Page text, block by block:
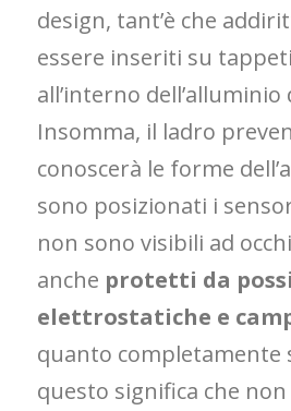
design, tant’è che
essere inseriti su
all’interno dell’alluminio
Insomma, il ladro
conoscerà le forme
sono posizionati i
non sono visibili ad
anche protetti da
elettrostatiche e
quanto completamente
questo significa che